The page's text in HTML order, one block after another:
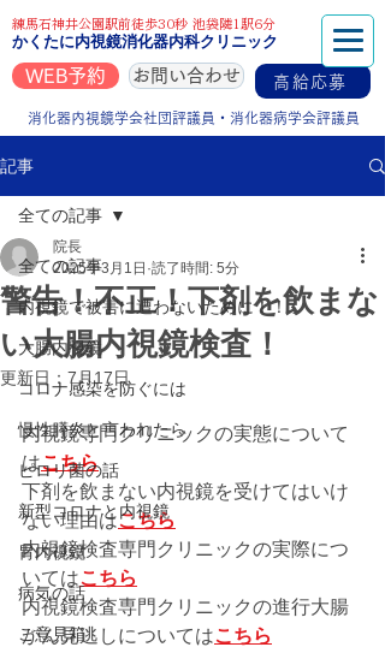
練馬石神井公園駅前徒歩30秒 池袋隣1駅6分
かくたに内視鏡消化器内科クリニック
お問い合わせ
WEB予約 高給応募
消化器内視鏡学会社団評議員・消化器病学会評議員
記事
全ての記事
内視鏡で被害に遭わないために！！
大腸内視鏡
コロナ感染を防ぐには
慢性膵炎と言われたら
ピロリ菌の話
新型コロナと内視鏡
胃内視鏡
病気の話
ご意見箱
全ての記事
警告！不正！下剤を飲まな
い大腸内視鏡検査！
院長
2025年3月1日 読了時間: 5分
更新日： 7月17日
内視鏡専門クリニックの実態について
はこちら
下剤を飲まない内視鏡を受けてはいけ
ない理由はこちら
内視鏡検査専門クリニックの実際につ
いてはこちら
内視鏡検査専門クリニックの進行大腸
がん見逃しについてはこちら